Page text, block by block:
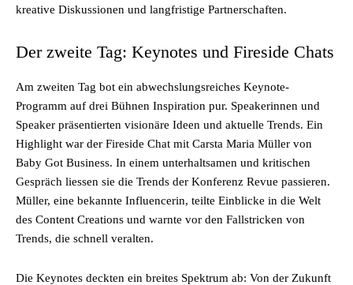
kreative Diskussionen und langfristige Partnerschaften.
Der zweite Tag: Keynotes und Fireside Chats
Am zweiten Tag bot ein abwechslungsreiches Keynote-
Programm auf drei Bühnen Inspiration pur. Speakerinnen und
Speaker präsentierten visionäre Ideen und aktuelle Trends. Ein
Highlight war der Fireside Chat mit Carsta Maria Müller von
Baby Got Business. In einem unterhaltsamen und kritischen
Gespräch liessen sie die Trends der Konferenz Revue passieren.
Müller, eine bekannte Influencerin, teilte Einblicke in die Welt
des Content Creations und warnte vor den Fallstricken von
Trends, die schnell veralten.
Die Keynotes deckten ein breites Spektrum ab: Von der Zukunft